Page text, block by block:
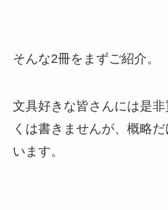
そんな2冊をまずご紹介。
文具好きな皆さんには是
くは書きませんが、概略
います。